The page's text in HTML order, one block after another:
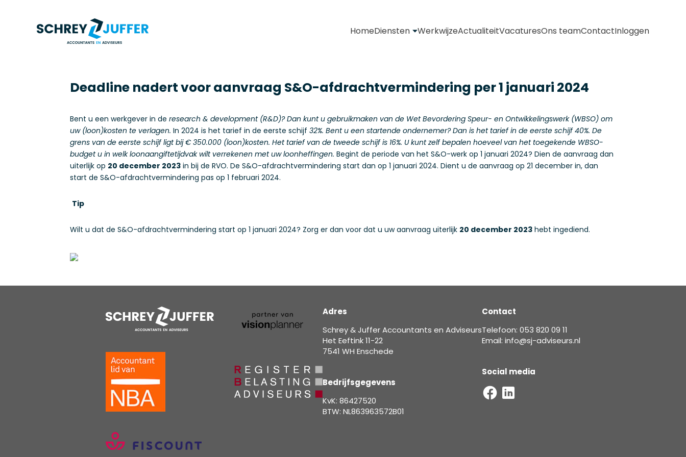
HomeDiensten WerkwijzeActualiteitVacaturesOns teamContactInloggen
Deadline nadert voor aanvraag S&O-afdrachtvermindering per 1 januari 2024
Bent u een werkgever in de research & development (R&D)? Dan kunt u gebruikmaken van de Wet Bevordering Speur- en Ontwikkelingswerk (WBSO) om
uw (loon)kosten te verlagen. In 2024 is het tarief in de eerste schijf 32%. Bent u een startende ondernemer? Dan is het tarief in de eerste schijf 40%. De
grens van de eerste schijf ligt bij € 350.000 (loon)kosten. Het tarief van de tweede schijf is 16%. U kunt zelf bepalen hoeveel van het toegekende WBSO-
budget u in welk loonaangiftetijdvak wilt verrekenen met uw loonheffingen. Begint de periode van het S&O-werk op 1 januari 2024? Dien de aanvraag dan
uiterlijk op 20 december 2023 in bij de RVO. De S&O-afdrachtvermindering start dan op 1 januari 2024. Dient u de aanvraag op 21 december in, dan
start de S&O-afdrachtvermindering pas op 1 februari 2024.
Tip
Wilt u dat de S&O-afdrachtvermindering start op 1 januari 2024? Zorg er dan voor dat u uw aanvraag uiterlijk 20 december 2023 hebt ingediend.
Adres
Schrey & Juffer Accountants en Adviseurs
Het Eeftink 11-22
7541 WH Enschede
Bedrijfsgegevens
KvK: 86427520
BTW: NL863963572B01
Contact
Telefoon: 053 820 09 11
Email: info@sj-adviseurs.nl
Social media